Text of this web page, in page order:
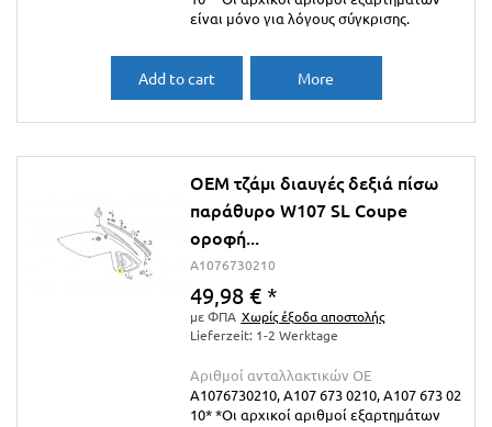
είναι μόνο για λόγους σύγκρισης.
Add to cart More
OEM τζάμι διαυγές δεξιά πίσω
παράθυρο W107 SL Coupe
οροφή...
A1076730210
49,98 € *
με ΦΠΑ Χωρίς έξοδα αποστολής
Lieferzeit: 1-2 Werktage
Αριθμοί ανταλλακτικών ΟΕ
A1076730210, A107 673 0210, A107 673 02
10* *Οι αρχικοί αριθμοί εξαρτημάτων